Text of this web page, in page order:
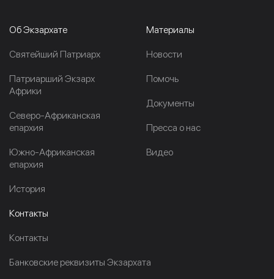
Об Экзархате
Cвятейший Патриарх
Патриарший Экзарх
Африки
Северо-Африканская
епархия
Южно-Африканская
епархия
История
Материалы
Новости
Помочь
Документы
Пресса о нас
Видео
Контакты
Контакты
Банковские реквизиты Экзархата